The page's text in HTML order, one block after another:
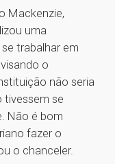
Mackenzie,
uma
trabalhar em
o
não seria
tivessem se
Não é bom
fazer o
o chanceler.